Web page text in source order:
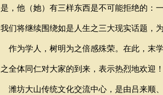
是，他（她）有三样东西是不可能拒绝的：
我们将继续围绕如是人生之三大现实话题，
作为学人，树明为之倍感殊荣。在此，末
之全体同仁对大家的到来，表示热烈地欢迎！
潍坊大山传统文化交流中心，是由吕来顺